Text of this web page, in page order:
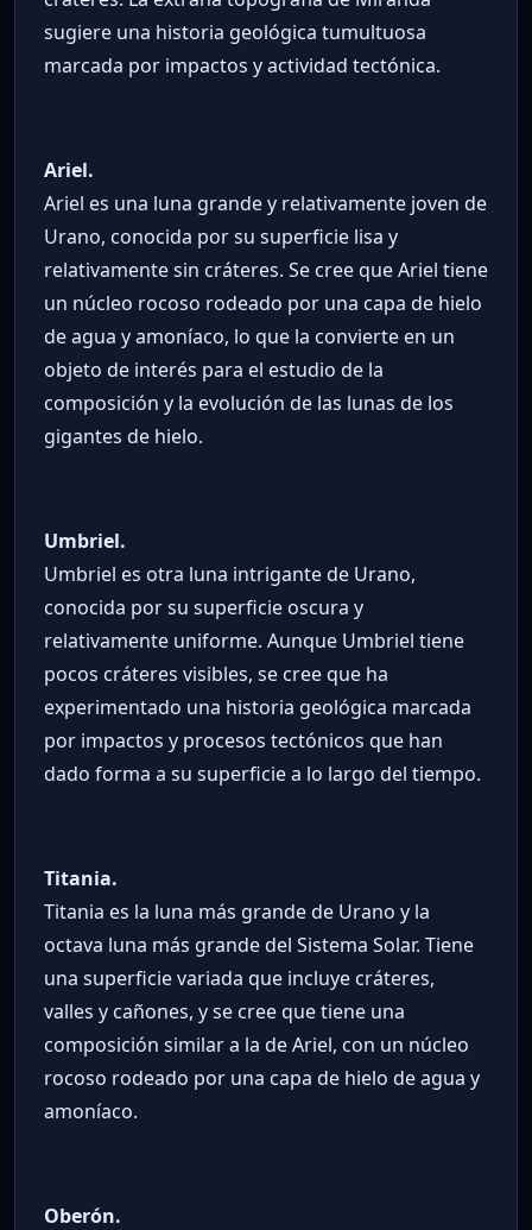
sugiere una historia geológica tumultuosa
marcada por impactos y actividad tectónica.
Ariel.
Ariel es una luna grande y relativamente joven de
Urano, conocida por su superficie lisa y
relativamente sin cráteres. Se cree que Ariel tiene
un núcleo rocoso rodeado por una capa de hielo
de agua y amoníaco, lo que la convierte en un
objeto de interés para el estudio de la
composición y la evolución de las lunas de los
gigantes de hielo.
Umbriel.
Umbriel es otra luna intrigante de Urano,
conocida por su superficie oscura y
relativamente uniforme. Aunque Umbriel tiene
pocos cráteres visibles, se cree que ha
experimentado una historia geológica marcada
por impactos y procesos tectónicos que han
dado forma a su superficie a lo largo del tiempo.
Titania.
Titania es la luna más grande de Urano y la
octava luna más grande del Sistema Solar. Tiene
una superficie variada que incluye cráteres,
valles y cañones, y se cree que tiene una
composición similar a la de Ariel, con un núcleo
rocoso rodeado por una capa de hielo de agua y
amoníaco.
Oberón.